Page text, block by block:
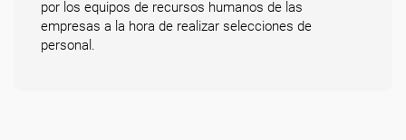
por los equipos de recursos humanos de las
empresas a la hora de realizar selecciones de
personal.